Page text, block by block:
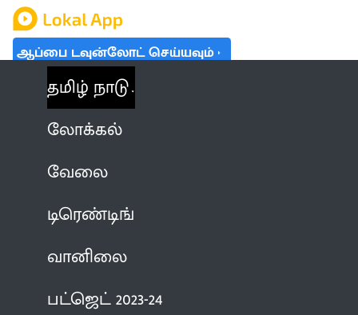
ஆப்பை டவுன்லோட் செய்யவும்
தமிழ் நாடு
லோக்கல்
வேலை
டிரெண்டிங்
வானிலை
பட்ஜெட் 2023-24